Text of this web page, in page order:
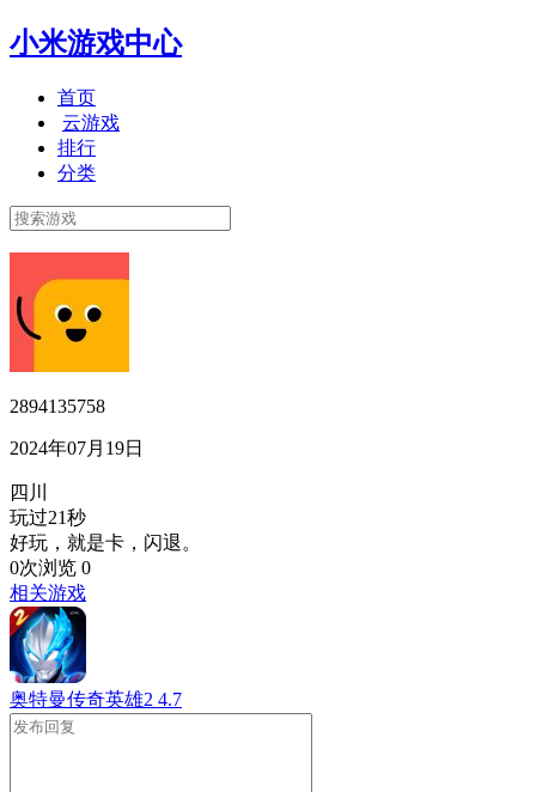
小米游戏中心
首页
云游戏
排行
分类
2894135758
2024年07月19日
四川
玩过21秒
好玩，就是卡，闪退。
0次浏览 0
相关游戏
奥特曼传奇英雄2 4.7